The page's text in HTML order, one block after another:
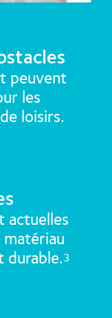
peuvent
les
loisirs.
actuelles
durable.3